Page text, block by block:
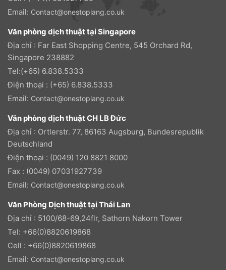
Email: Contact@onestoplang.co.uk
Văn phòng dịch thuật tại Singapore
Địa chỉ : Far East Shopping Centre, 545 Orchard Rd,
Singapore 238882
Tel:(+65) 6.838.5333
Điện thoại : (+65) 6.838.5333
Email: Contact@onestoplang.co.uk
Văn phòng dịch thuật CH LB Đức
Địa chỉ : Ortlerstr. 77, 86163 Augsburg, Bundesrepublik
Deutschland
Điện thoại : (0049) 120 8821 8000
Fax : (0049) 07031927739
Email: Contact@onestoplang.co.uk
Văn Phòng Dịch thuật tại Thái Lan
Địa chỉ : 5100/68-69,24flr, Sathorn Nakorn Tower
Tel: +66(0)8820619868
Cell : +66(0)8820619868
Email: Contact@onestoplang.co.uk